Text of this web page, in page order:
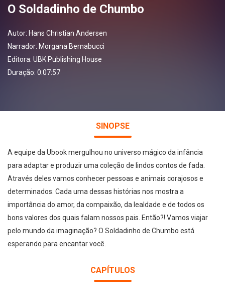
O Soldadinho de Chumbo
Autor: Hans Christian Andersen
Narrador: Morgana Bernabucci
Editora: UBK Publishing House
Duração: 0:07:57
SINOPSE
A equipe da Ubook mergulhou no universo mágico da infância
para adaptar e produzir uma coleção de lindos contos de fada.
Através deles vamos conhecer pessoas e animais corajosos e
determinados. Cada uma dessas histórias nos mostra a
importância do amor, da compaixão, da lealdade e de todos os
bons valores dos quais falam nossos pais. Então?! Vamos viajar
pelo mundo da imaginação? O Soldadinho de Chumbo está
esperando para encantar você.
CAPÍTULOS